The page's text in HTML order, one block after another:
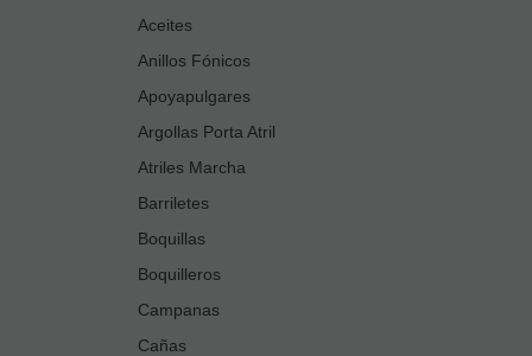
Aceites
Anillos Fónicos
Apoyapulgares
Argollas Porta Atril
Atriles Marcha
Barriletes
Boquillas
Boquilleros
Campanas
Cañas